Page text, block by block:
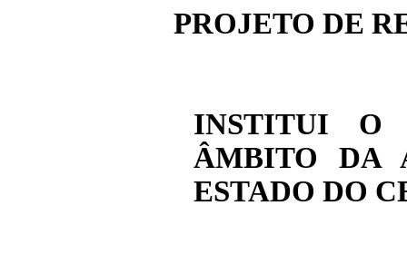
PROJETO DE
INSTITUI O
ÂMBITO DA
ESTADO DO